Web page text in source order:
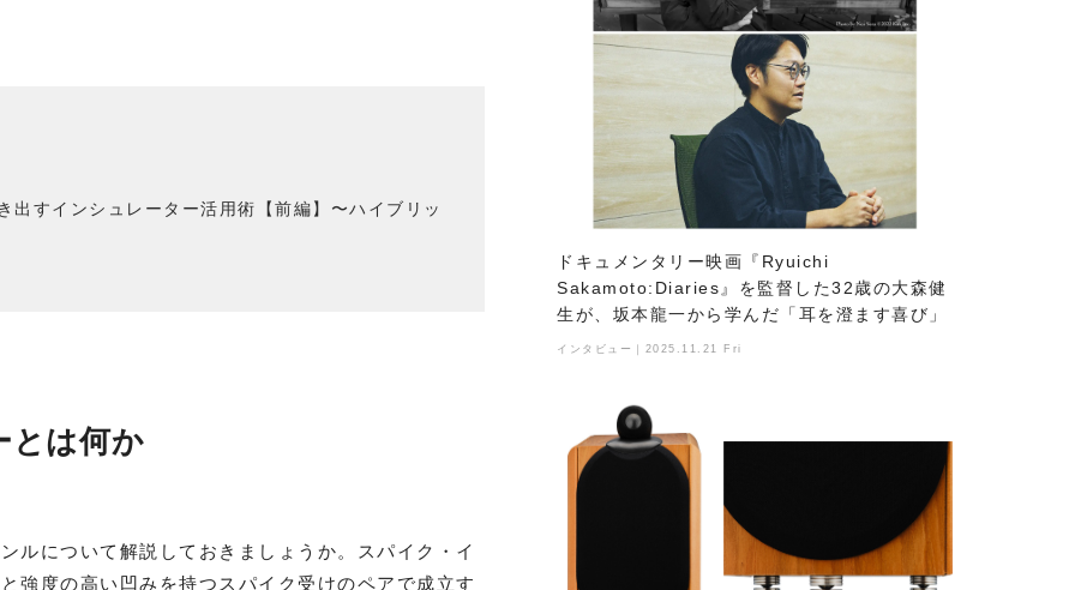
出すインシュレーター活用術【前編】〜ハイブリッ
とは何か
ルについて解説しておきましょうか。スパイク・イ
強度の高い凹みを持つスパイク受けのペアで成立す
ドキュメンタリー映画『Ryuichi
Sakamoto:Diaries』を監督した32歳の大森健
生が、坂本龍一から学んだ「耳を澄ます喜び」
インタビュー｜2025.11.21 Fri